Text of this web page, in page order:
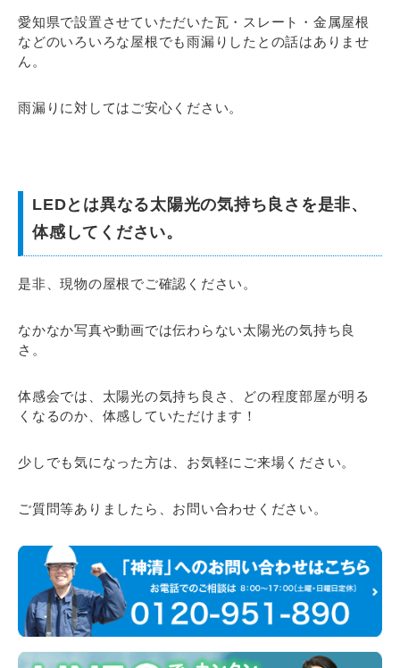
愛知県で設置させていただいた瓦・スレート・金属屋根
などのいろいろな屋根でも雨漏りしたとの話はありませ
ん。
雨漏りに対してはご安心ください。
LEDとは異なる太陽光の気持ち良さを是非、
体感してください。
是非、現物の屋根でご確認ください。
なかなか写真や動画では伝わらない太陽光の気持ち良
さ。
体感会では、太陽光の気持ち良さ、どの程度部屋が明る
くなるのか、体感していただけます！
少しでも気になった方は、お気軽にご来場ください。
ご質問等ありましたら、お問い合わせください。